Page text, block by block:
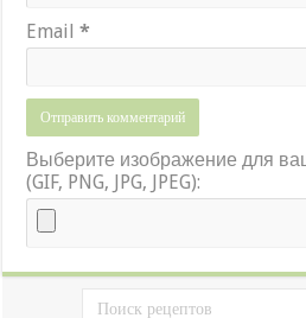
Email*
Выберите изображение для
(GIF, PNG, JPG, JPEG):